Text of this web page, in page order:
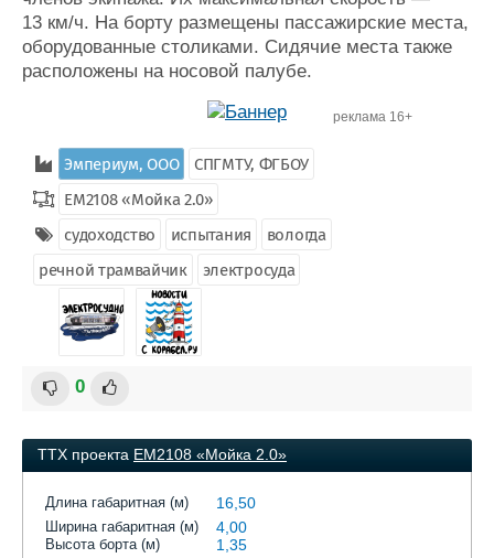
13 км/ч. На борту размещены пассажирские места,
оборудованные столиками. Сидячие места также
расположены на носовой палубе.
реклама 16+
Эмпериум, ООО
СПГМТУ, ФГБОУ
ЕМ2108 «Мойка 2.0»
судоходство
испытания
вологда
речной трамвайчик
электросуда
0
ТТХ проекта ЕМ2108 «Мойка 2.0»
Длина габаритная (м) 16,50
Ширина габаритная (м) 4,00
Высота борта (м) 1,35